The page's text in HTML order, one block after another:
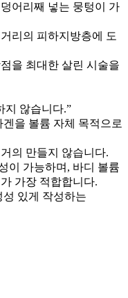
어리 째 넣는 뭉텅이 가
리의 피하지방층에
도
을 최대한 살린 시술을
지 않습니다.”
을 볼륨 자체 목적으로
의 만들지 않습니다.
이 가능하며, 바디 볼륨
가장 적합합니다.
있게 작성하는